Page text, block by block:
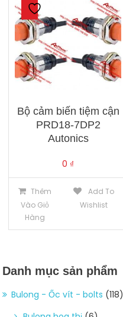
Bộ cảm biến tiệm cận
PRD18-7DP2
Autonics
0 ₫
Thêm
Vào Giỏ
Hàng
Add To
Wishlist
Danh mục sản phẩm
Bulong - Ốc vít - bolts (118)